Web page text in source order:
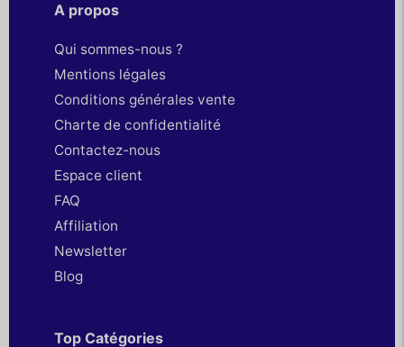
A propos
Qui sommes-nous ?
Mentions légales
Conditions générales vente
Charte de confidentialité
Contactez-nous
Espace client
FAQ
Affiliation
Newsletter
Blog
Top Catégories